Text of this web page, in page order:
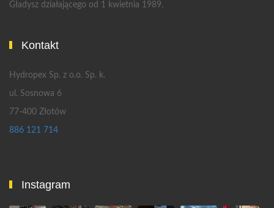
Gładysz działającego od 1 kwietnia 1989.
Kontakt
Hydropex Sp. z o.o. Sp. k.
ul. Sosnowa 6
77-400 Złotów
886 121 714
Instagram